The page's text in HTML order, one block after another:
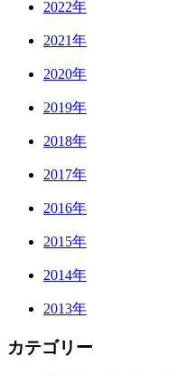
2022年
2021年
2020年
2019年
2018年
2017年
2016年
2015年
2014年
2013年
カテゴリー